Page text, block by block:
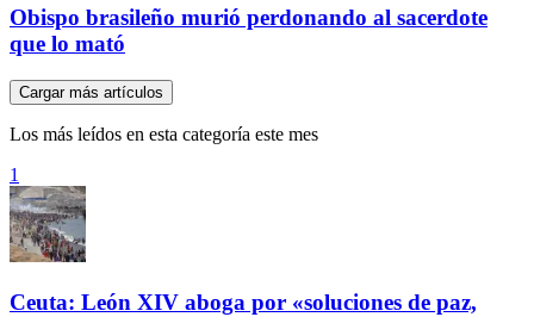
Obispo brasileño murió perdonando al sacerdote
que lo mató
Cargar más artículos
Los más leídos en esta categoría este mes
1
Ceuta: León XIV aboga por «soluciones de paz,